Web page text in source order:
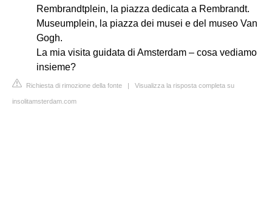
Rembrandtplein, la piazza dedicata a Rembrandt.
Museumplein, la piazza dei musei e del museo Van
Gogh.
La mia visita guidata di Amsterdam – cosa vediamo
insieme?
Richiesta di rimozione della fonte | Visualizza la risposta completa su
insolitamsterdam.com